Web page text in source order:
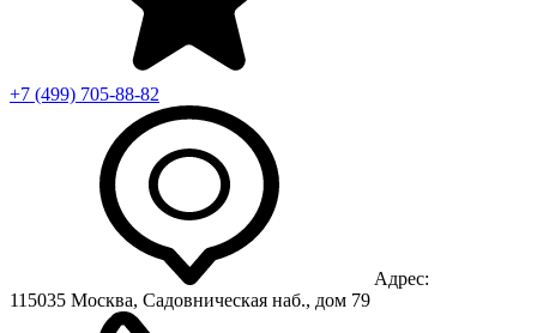
+7 (499) 705-88-82
Адрес:
115035 Москва, Садовническая наб., дом 79